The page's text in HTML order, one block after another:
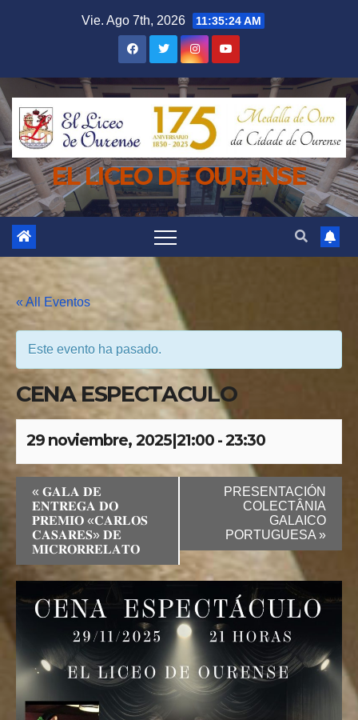
Vie. Ago 7th, 2026 11:35:24 AM
EL LICEO DE OURENSE
« All Eventos
Este evento ha pasado.
CENA ESPECTACULO
29 noviembre, 2025|21:00-23:30
« 𝐆𝐀𝐋𝐀 𝐃𝐄
𝐄𝐍𝐓𝐑𝐄𝐆𝐀 𝐃𝐎
𝐏𝐑𝐄𝐌𝐈𝐎 «𝐂𝐀𝐑𝐋𝐎𝐒
𝐂𝐀𝐒𝐀𝐑𝐄𝐒» 𝐃𝐄
𝐌𝐈𝐂𝐑𝐎𝐑𝐑𝐄𝐋𝐀𝐓𝐎
PRESENTACIÓN
COLECTÂNIA
GALAICO
PORTUGUESA »